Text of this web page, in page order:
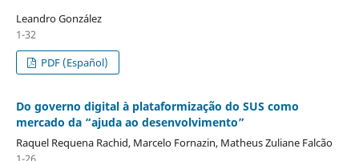
Leandro González
1-32
PDF (Español)
Do governo digital à plataformização do SUS como
mercado da “ajuda ao desenvolvimento”
Raquel Requena Rachid, Marcelo Fornazin, Matheus Zuliane Falcão